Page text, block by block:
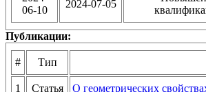
06-10
2024-07-05
Публикации:
# Тип
1 Статья О геометрических